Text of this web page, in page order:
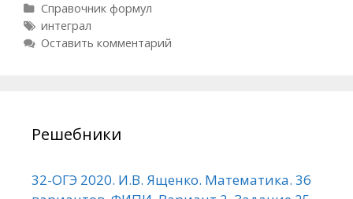
Р
у
б
Справочник формул
М
е
интеграл
Оставить комментарий
Решебники
32-ОГЭ 2020. И.В. Ященко. Математика. 36